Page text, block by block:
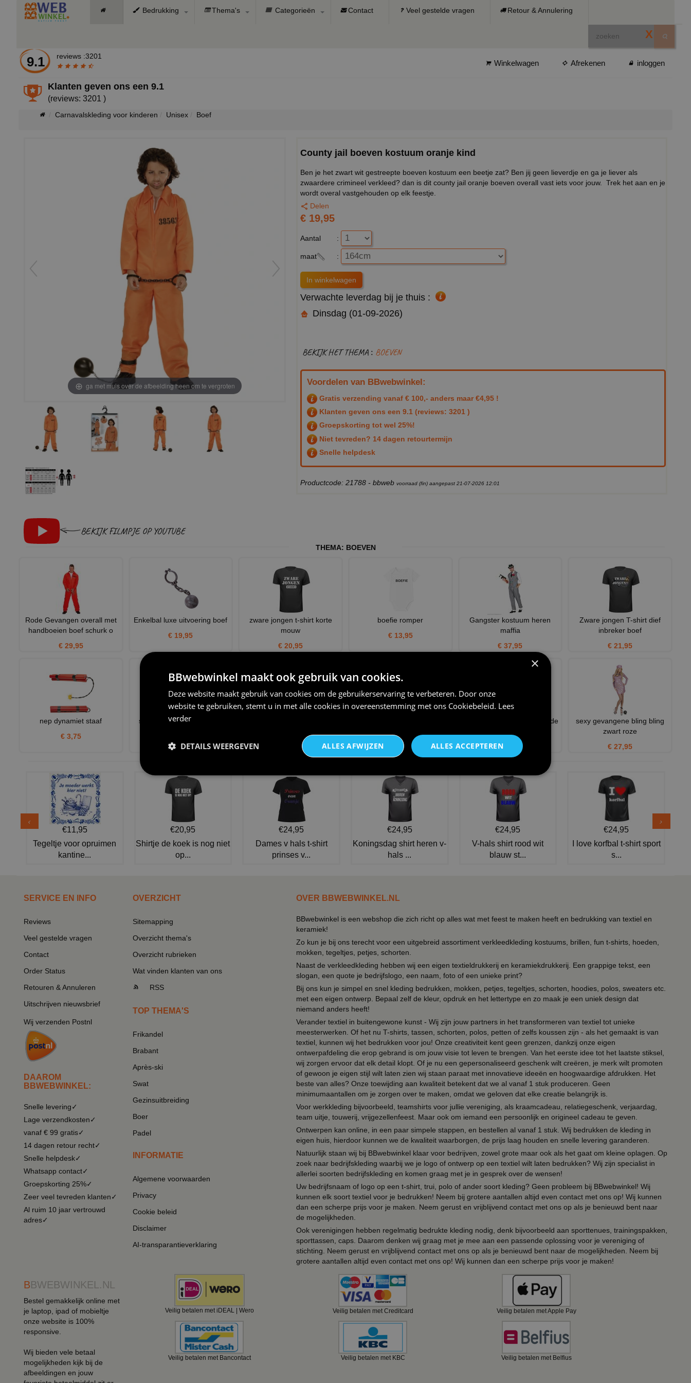
Bedrukking Thema's Categorieën Contact Veel gestelde vragen Retour & Annulering
X
9.1 reviews :3201
Winkelwagen Afrekenen inloggen
Klanten geven ons een9.1
(reviews: 3201 )
Carnavalskleding voor kinderen Unisex Boef
ga met muis over de afbeelding heen om te vergroten
BEKIJK FILMPJE OP YOUTUBE
County jail boeven kostuum oranje kind
Ben je het zwart wit gestreepte boeven kostuum een beetje zat? Ben jij geen lieverdje en ga je liever als
zwaardere crimineel verkleed? dan is dit county jail oranje boeven overall vast iets voor jouw. Trek het aan en je
wordt overal vastgehouden op elk feestje.
Delen
€ 19,95
Aantal :
maat :
Verwachte leverdag bij je thuis :
Dinsdag (01-09-2026)
BEKIJK HET THEMA : BOEVEN
Voordelen van BBwebwinkel:
Gratis verzending vanaf € 100,- anders maar €4,95 !
Klanten geven ons een 9.1 (reviews: 3201 )
Groepskorting tot wel 25%!
Niet tevreden? 14 dagen retourtermijn
Snelle helpdesk
Productcode: 21788 - bbweb voorraad (fin) aangepast 21-07-2026 12:01
THEMA: BOEVEN
Rode Gevangen overall met
handboeien boef schurk o
€ 29,95
Enkelbal luxe uitvoering boef
€ 19,95
zware jongen t-shirt korte
mouw
€ 20,95
boefie romper
€ 13,95
Gangster kostuum heren
maffia
€ 37,95
Zware jongen T-shirt dief
inbreker boef
€ 21,95
nep dynamiet staaf
€ 3,75
sexy boeven jurk , dames
€ 24,95
€ 2,95
Gele Bivakmuts – Stralend de
€ 7,95
sexy gevangene bling bling
zwart roze
€ 27,95
€11,95
Tegeltje voor opruimen
kantine...
€20,95
Shirtje de koek is nog niet
op...
€24,95
Dames v hals t-shirt
prinses v...
€24,95
Koningsdag shirt heren v-
hals ...
€24,95
V-hals shirt rood wit
blauw st...
€24,95
I love korfbal t-shirt sport
s...
SERVICE EN INFO
Reviews
Veel gestelde vragen
Contact
Order Status
Retouren & Annuleren
Uitschrijven nieuwsbrief
Wij verzenden Postnl
DAAROM
BBWEBWINKEL:
Snelle levering✓
Lage verzendkosten✓
vanaf € 99 gratis✓
14 dagen retour recht✓
Snelle helpdesk✓
Whatsapp contact✓
Groepskorting 25%✓
Zeer veel tevreden klanten✓
Al ruim 10 jaar vertrouwd
adres✓
OVERZICHT
Sitemapping
Overzicht thema's
Overzicht rubrieken
Wat vinden klanten van ons
RSS
TOP THEMA'S
Frikandel
Brabant
Après-ski
Swat
Gezinsuitbreiding
Boer
Padel
INFORMATIE
Algemene voorwaarden
Privacy
Cookie beleid
Disclaimer
AI-transparantieverklaring
OVER BBWEBWINKEL.NL
BBwebwinkel is een webshop die zich richt op alles wat met feest te maken heeft en bedrukking van textiel en
keramiek!
Zo kun je bij ons terecht voor een uitgebreid assortiment verkleedkleding kostuums, brillen, fun t-shirts, hoeden,
mokken, tegeltjes, petjes, schorten.
Naast de verkleedkleding hebben wij een eigen textieldrukkerij en keramiekdrukkerij. Een grappige tekst, een
slogan, een quote je bedrijfslogo, een naam, foto of een unieke print?
Bij ons kun je simpel en snel kleding bedrukken, mokken, petjes, tegeltjes, schorten, hoodies, polos, sweaters etc.
met een eigen ontwerp. Bepaal zelf de kleur, opdruk en het lettertype en zo maak je een uniek design dat
niemand anders heeft!
Verander textiel in buitengewone kunst - Wij zijn jouw partners in het transformeren van textiel tot unieke
meesterwerken. Of het nu T-shirts, tassen, schorten, polos, petten of zelfs koussen zijn - als het gemaakt is van
textiel, kunnen wij het bedrukken voor jou! Onze creativiteit kent geen grenzen, dankzij onze eigen
ontwerpafdeling die erop gebrand is om jouw visie tot leven te brengen. Van het eerste idee tot het laatste stiksel,
wij zorgen ervoor dat elk detail klopt. Of je nu een gepersonaliseerd geschenk wilt creëren, je merk wilt promoten
of gewoon je eigen stijl wilt laten zien wij staan paraat met innovatieve ideeën en hoogwaardige afdrukken. Het
beste van alles? Onze toewijding aan kwaliteit betekent dat we al vanaf 1 stuk produceren. Geen
minimumaantallen om je zorgen over te maken, omdat we geloven dat elke creatie belangrijk is.
Voor werkkleding bijvoorbeeld, teamshirts voor jullie vereniging, als kraamcadeau, relatiegeschenk, verjaardag,
team uitje, touwerij, vrijgezellenfeest. Maar ook om iemand een persoonlijk en origineel cadeau te geven.
Ontwerpen kan online, in een paar simpele stappen, en bestellen al vanaf 1 stuk. Wij bedrukken de kleding in
eigen huis, hierdoor kunnen we de kwaliteit waarborgen, de prijs laag houden en snelle levering garanderen.
Natuurlijk staan wij bij BBwebwinkel klaar voor bedrijven, zowel grote maar ook als het gaat om kleine oplagen. Op
zoek naar bedrijfskleding waarbij we je logo of ontwerp op een textiel wilt laten bedrukken? Wij zijn specialist in
allerlei soorten bedrijfskleding en komen graag met je in gesprek over de wensen!
Uw bedrijfsnaam of logo op een t-shirt, trui, polo of ander soort kleding? Geen probleem bij BBwebwinkel! Wij
kunnen elk soort textiel voor je bedrukken! Neem bij grotere aantallen altijd even contact met ons op! Wij kunnen
dan een scherpe prijs voor je maken. Neem gerust en vrijblijvend contact met ons op als je benieuwd bent naar
de mogelijkheden.
Ook verenigingen hebben regelmatig bedrukte kleding nodig, denk bijvoorbeeld aan sporttenues, trainingspakken,
sporttassen, caps. Daarom denken wij graag met je mee aan een passende oplossing voor je vereniging of
stichting. Neem gerust en vrijblijvend contact met ons op als je benieuwd bent naar de mogelijkheden. Neem bij
grotere aantallen altijd even contact met ons op! Wij kunnen dan een scherpe prijs voor je maken!
BBWEBWINKEL.NL
Bestel gemakkelijk online met
je laptop, ipad of mobieltje
onze website is 100%
responsive.
Wij bieden vele betaal
mogelijkheden kijk bij de
afbeeldingen en jouw
Veilig betalen met iDEAL | Wero Veilig betalen met Creditcard Veilig betalen met Apple Pay
Veilig betalen met Bancontact Veilig betalen met KBC Veilig betalen met Belfius
×
BBwebwinkel maakt ook gebruik van cookies.
Deze website maakt gebruik van cookies om de gebruikerservaring te verbeteren. Door onze
website te gebruiken, stemt u in met alle cookies in overeenstemming met ons Cookiebeleid. Lees
verder
ALLES ACCEPTEREN
ALLES AFWIJZEN
DETAILS WEERGEVEN